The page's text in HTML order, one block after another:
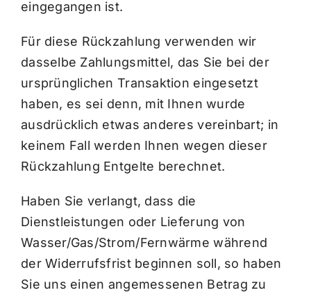
eingegangen ist.
Für diese Rückzahlung verwenden wir
dasselbe Zahlungsmittel, das Sie bei der
ursprünglichen Transaktion eingesetzt
haben, es sei denn, mit Ihnen wurde
ausdrücklich etwas anderes vereinbart; in
keinem Fall werden Ihnen wegen dieser
Rückzahlung Entgelte berechnet.
Haben Sie verlangt, dass die
Dienstleistungen oder Lieferung von
Wasser/Gas/Strom/Fernwärme während
der Widerrufsfrist beginnen soll, so haben
Sie uns einen angemessenen Betrag zu